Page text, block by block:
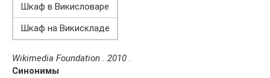
Шкаф в Викисловаре
Шкаф на Викискладе
Wikimedia Foundation . 2010 .
Синонимы